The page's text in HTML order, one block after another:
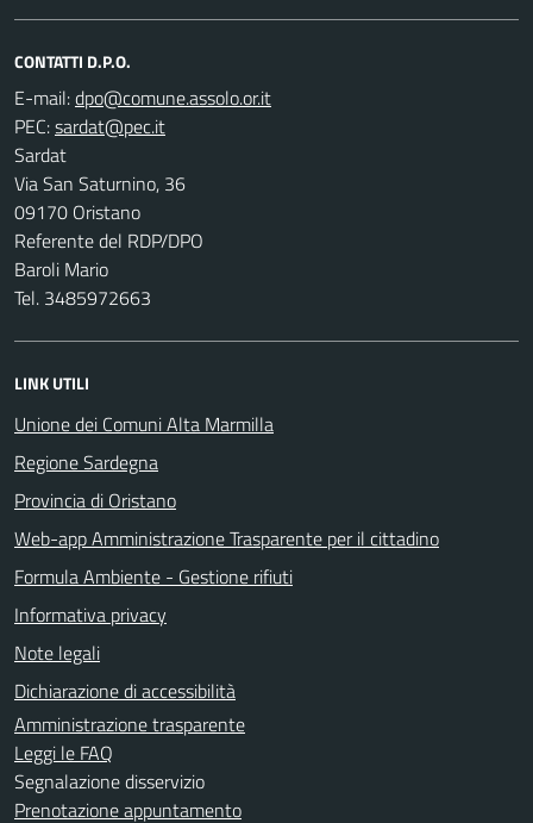
CONTATTI D.P.O.
E-mail:
PEC:
Sardat
Via San Saturnino, 36
09170 Oristano
Referente del RDP/DPO
Baroli Mario
Tel. 3485972663
LINK UTILI
Unione dei Comuni Alta Marmilla
Regione Sardegna
Provincia di Oristano
Web-app Amministrazione Trasparente per il cittadino
Formula Ambiente - Gestione rifiuti
Informativa privacy
Note legali
Dichiarazione di accessibilità
Amministrazione trasparente
Leggi le FAQ
Segnalazione disservizio
Prenotazione appuntamento